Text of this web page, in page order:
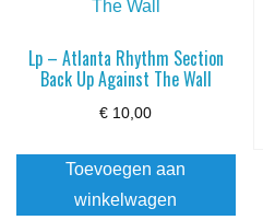
Lp – Atlanta Rhythm Section
Back Up Against The Wall
€ 10,00
Toevoegen aan
winkelwagen